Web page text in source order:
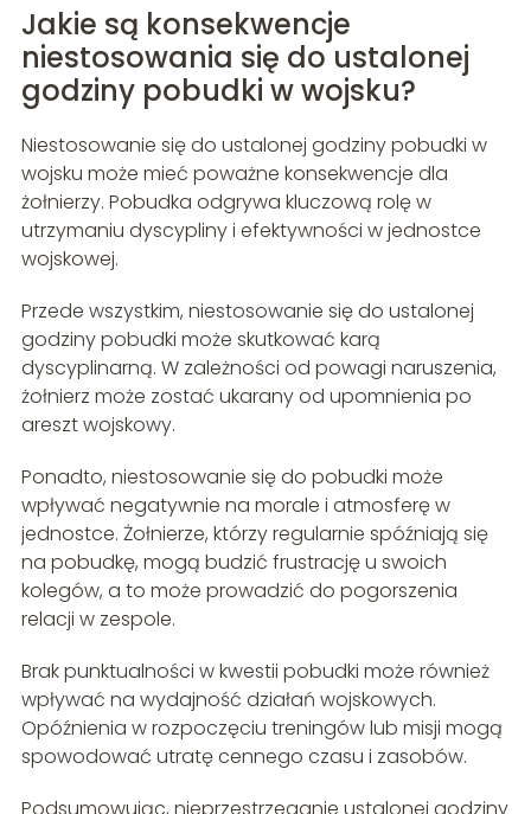
Jakie są konsekwencje
niestosowania się do ustalonej
godziny pobudki w wojsku?
Niestosowanie się do ustalonej godziny pobudki w
wojsku może mieć poważne konsekwencje dla
żołnierzy. Pobudka odgrywa kluczową rolę w
utrzymaniu dyscypliny i efektywności w jednostce
wojskowej.
Przede wszystkim, niestosowanie się do ustalonej
godziny pobudki może skutkować karą
dyscyplinarną. W zależności od powagi naruszenia,
żołnierz może zostać ukarany od upomnienia po
areszt wojskowy.
Ponadto, niestosowanie się do pobudki może
wpływać negatywnie na morale i atmosferę w
jednostce. Żołnierze, którzy regularnie spóźniają się
na pobudkę, mogą budzić frustrację u swoich
kolegów, a to może prowadzić do pogorszenia
relacji w zespole.
Brak punktualności w kwestii pobudki może również
wpływać na wydajność działań wojskowych.
Opóźnienia w rozpoczęciu treningów lub misji mogą
spowodować utratę cennego czasu i zasobów.
Podsumowując, nieprzestrzeganie ustalonej godziny